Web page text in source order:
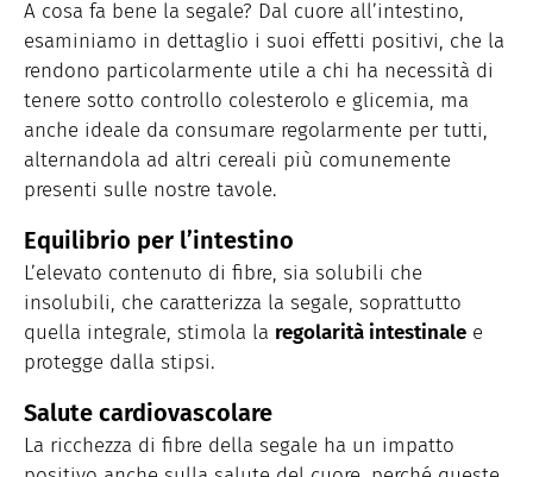
A cosa fa bene la segale? Dal cuore all’intestino,
esaminiamo in dettaglio i suoi effetti positivi, che la
rendono particolarmente utile a chi ha necessità di
tenere sotto controllo colesterolo e glicemia, ma
anche ideale da consumare regolarmente per tutti,
alternandola ad altri cereali più comunemente
presenti sulle nostre tavole.
Equilibrio per l’intestino
L’elevato contenuto di fibre, sia solubili che
insolubili, che caratterizza la segale, soprattutto
quella integrale, stimola la regolarità intestinale e
protegge dalla stipsi.
Salute cardiovascolare
La ricchezza di fibre della segale ha un impatto